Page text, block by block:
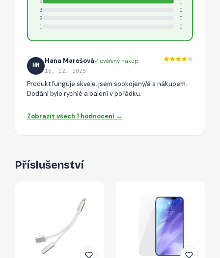
4
1
3
0
2
0
1
0
HM
Hana Marešová✓ ověřený nákup
16. 12. 2025
Produkt funguje skvěle, jsem spokojený/á s nákupem.
Dodání bylo rychlé a balení v pořádku.
Zobrazit všech 1 hodnocení →
Příslušenství